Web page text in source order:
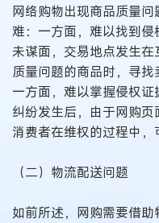
网络购物出现商品质量
难：一方面，难以找到
未谋面，交易地点发生
质量问题的商品时，寻
一方面，难以掌握侵权
纠纷发生后，由于网购页
消费者在维权的过程中，
（二）物流配送问题
如前所述，网购需要借